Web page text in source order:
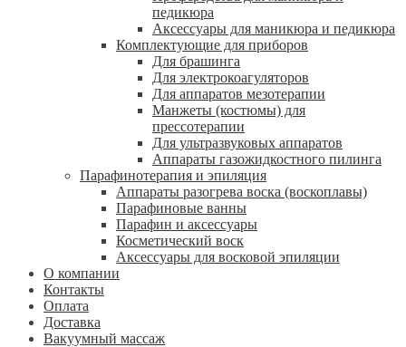
педикюра
Аксессуары для маникюра и педикюра
Комплектующие для приборов
Для брашинга
Для электрокоагуляторов
Для аппаратов мезотерапии
Манжеты (костюмы) для
прессотерапии
Для ультразвуковых аппаратов
Аппараты газожидкостного пилинга
Парафинотерапия и эпиляция
Аппараты разогрева воска (воскоплавы)
Парафиновые ванны
Парафин и аксессуары
Косметический воск
Аксессуары для восковой эпиляции
О компании
Контакты
Оплата
Доставка
Вакуумный массаж